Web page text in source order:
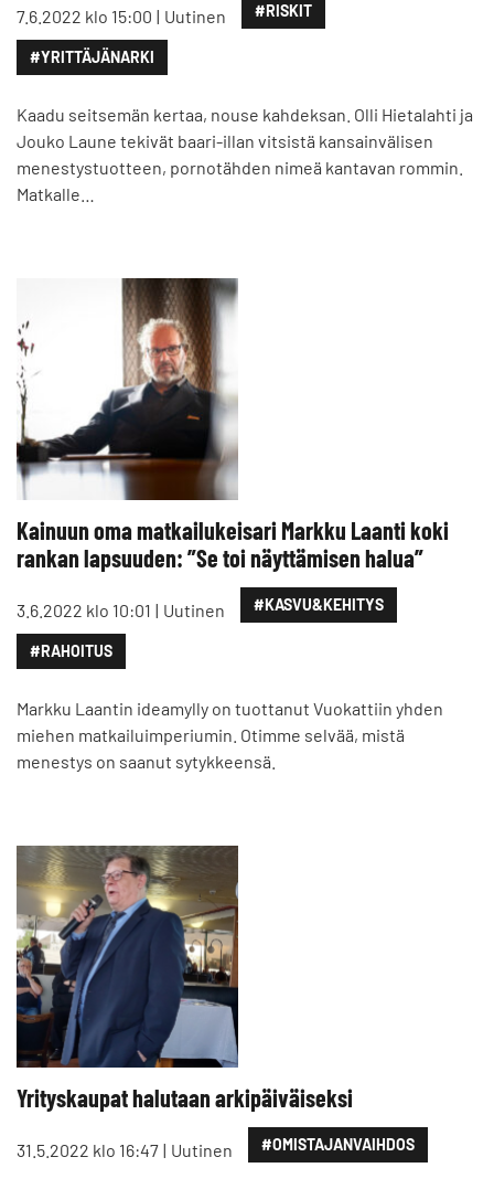
7.6.2022 klo 15:00 Uutinen #RISKIT
#YRITTÄJÄNARKI
Kaadu seitsemän kertaa, nouse kahdeksan. Olli Hietalahti ja
Jouko Laune tekivät baari-illan vitsistä kansainvälisen
menestystuotteen, pornotähden nimeä kantavan rommin.
Matkalle…
Kainuun oma matkailukeisari Markku Laanti koki
rankan lapsuuden: ”Se toi näyttämisen halua”
3.6.2022 klo 10:01 Uutinen #KASVU&KEHITYS
#RAHOITUS
Markku Laantin ideamylly on tuottanut Vuokattiin yhden
miehen matkailuimperiumin. Otimme selvää, mistä
menestys on saanut sytykkeensä.
Yrityskaupat halutaan arkipäiväiseksi
31.5.2022 klo 16:47 Uutinen #OMISTAJANVAIHDOS